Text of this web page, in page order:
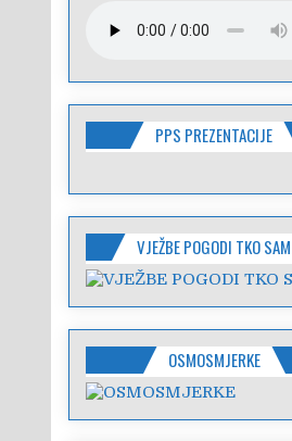
PPS PREZENTACIJE
VJEŽBE POGODI TKO SAM
OSMOSMJERKE